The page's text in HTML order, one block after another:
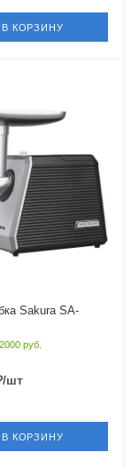
В КОРЗИНУ
Sakura SA-
руб.
/шт
В КОРЗИНУ